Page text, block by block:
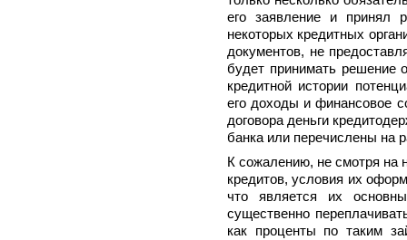
его заявление и принял
некоторых кредитных
документов, не
будет принимать решение
кредитной истории
его доходы и финансовое
договора деньги
банка или перечислены на
К сожалению, не смотря на
кредитов, условия их
что является их
существенно
как проценты по таким